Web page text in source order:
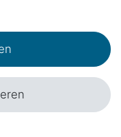
zzgl.Versandkosten.